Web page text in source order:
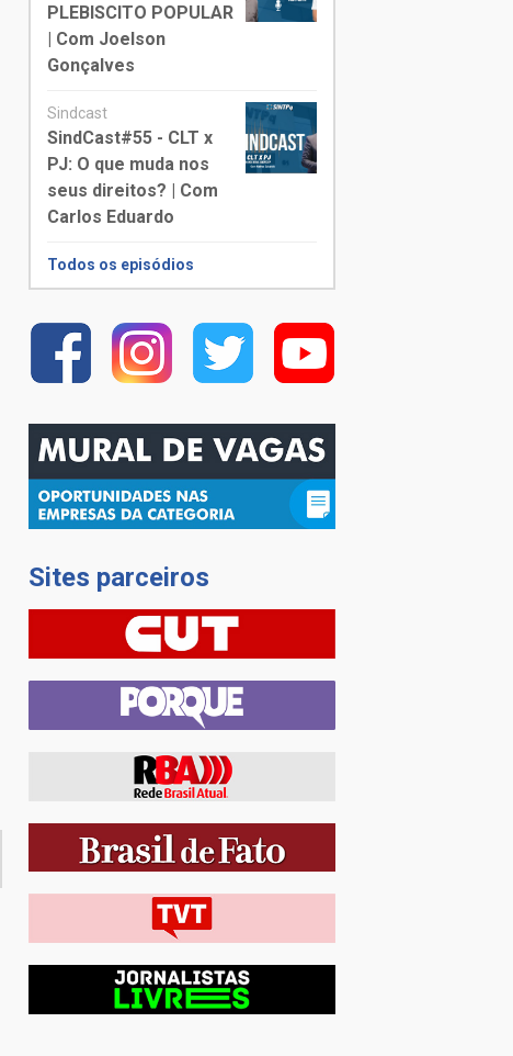
PLEBISCITO POPULAR
| Com Joelson
Gonçalves
Sindcast
SindCast#55 - CLT x
PJ: O que muda nos
seus direitos? | Com
Carlos Eduardo
Todos os episódios
Sites parceiros